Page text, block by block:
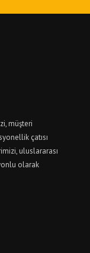
müşteri
çatısı
uluslararası
olarak